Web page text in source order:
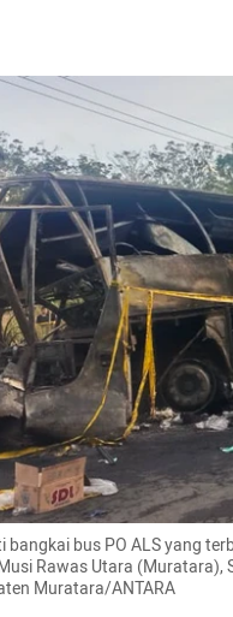
bangkai bus PO ALS yang
Rawas Utara
Muratara/ANTARA